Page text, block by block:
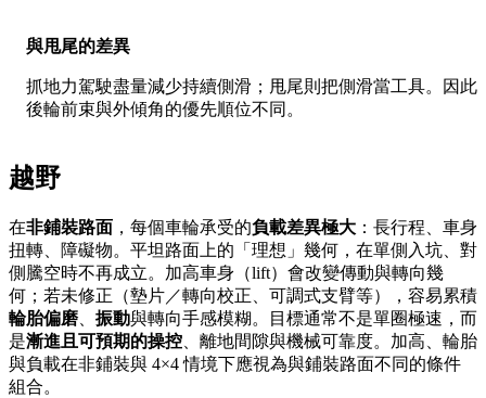
與甩尾的差異
抓地力駕駛盡量減少持續側滑；甩尾則把側滑當工具。因此
後輪前束與外傾角的優先順位不同。
越野
在非鋪裝路面 ，每個車輪承受的負載差異極大 ：長行程、車身
扭轉、障礙物。平坦路面上的「理想」幾何，在單側入坑、對
側騰空時不再成立。加高車身（lift）會改變傳動與轉向幾
何；若未修正（墊片／轉向校正、可調式支臂等），容易累積
輪胎偏磨
振動與轉向手感模糊。目標通常不是單圈極速，而
是漸進且可預期的操控 、離地間隙與機械可靠度。加高、輪胎
與負載在非鋪裝與 4×4 情境下應視為與鋪裝路面不同的條件
組合。